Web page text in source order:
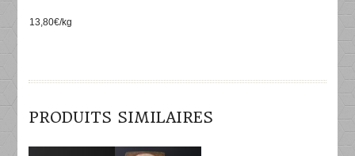
13,80€/kg
PRODUITS SIMILAIRES